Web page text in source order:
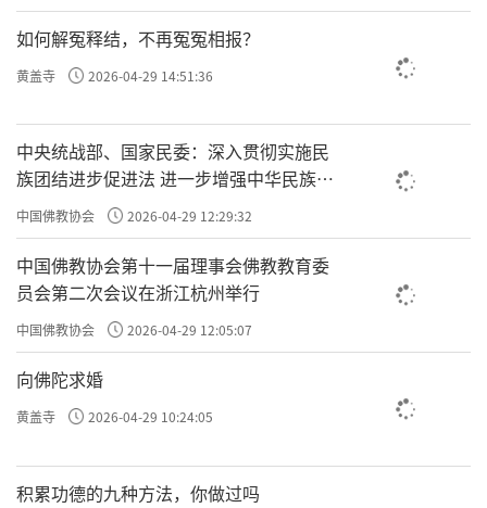
如何解冤释结，不再冤冤相报？
黄盖寺 2026-04-29 14:51:36
中央统战部、国家民委：深入贯彻实施民
族团结进步促进法 进一步增强中华民族凝
聚力向心力
中国佛教协会 2026-04-29 12:29:32
中国佛教协会第十一届理事会佛教教育委
员会第二次会议在浙江杭州举行
中国佛教协会 2026-04-29 12:05:07
向佛陀求婚
黄盖寺 2026-04-29 10:24:05
积累功德的九种方法，你做过吗